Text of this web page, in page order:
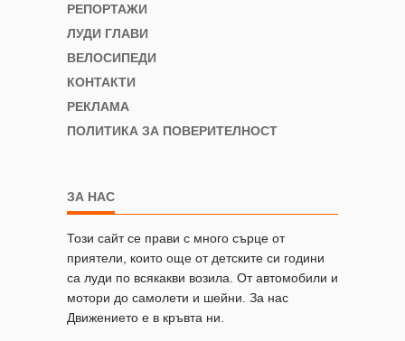
РЕПОРТАЖИ
ЛУДИ ГЛАВИ
ВЕЛОСИПЕДИ
КОНТАКТИ
РЕКЛАМА
ПОЛИТИКА ЗА ПОВЕРИТЕЛНОСТ
ЗА НАС
Този сайт се прави с много сърце от
приятели, които още от детските си години
са луди по всякакви возила. От автомобили и
мотори до самолети и шейни. За нас
Движението е в кръвта ни.